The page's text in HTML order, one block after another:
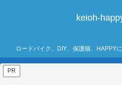
keioh-
ロードバイク、DIY、保護猫、HAPPY
PR